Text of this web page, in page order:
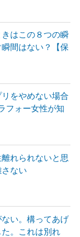
きはこの８つの瞬
間はない？【保
リをやめない場合
フォー女性が知
離れられないと思
さない
ない。構ってあげ
。これは別れ